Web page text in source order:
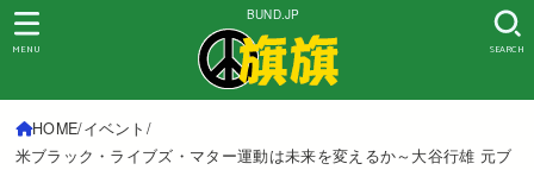
BUND.JP
SEARCH
MENU
HOME イベント
米ブラック・ライブズ・マター運動は未来を変えるか～大谷行雄 元ブ